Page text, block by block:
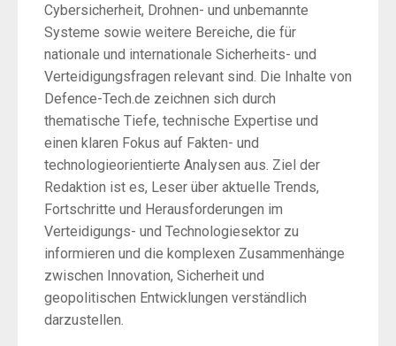
Cybersicherheit, Drohnen- und unbemannte
Systeme sowie weitere Bereiche, die für
nationale und internationale Sicherheits- und
Verteidigungsfragen relevant sind. Die Inhalte von
Defence-Tech.de zeichnen sich durch
thematische Tiefe, technische Expertise und
einen klaren Fokus auf Fakten- und
technologieorientierte Analysen aus. Ziel der
Redaktion ist es, Leser über aktuelle Trends,
Fortschritte und Herausforderungen im
Verteidigungs- und Technologiesektor zu
informieren und die komplexen Zusammenhänge
zwischen Innovation, Sicherheit und
geopolitischen Entwicklungen verständlich
darzustellen.